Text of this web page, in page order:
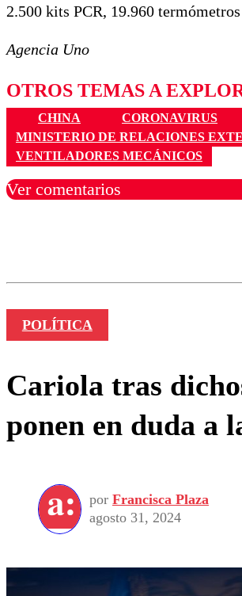
2.500 kits PCR, 19.960
Agencia Uno
OTROS TEMAS A
CHINA CORONAVIRUS
MINISTERIO DE RELACIONES
VENTILADORES MECÁNICOS
Ver comentarios
POLÍTICA
Cariola tras
ponen en duda a
por Francisca Plaza
agosto 31, 2024